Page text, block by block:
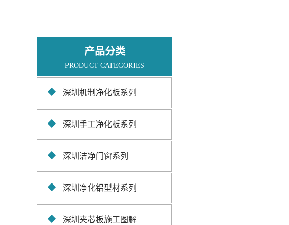
产品分类
PRODUCT CATEGORIES
深圳机制净化板系列
深圳手工净化板系列
深圳洁净门窗系列
深圳净化铝型材系列
深圳夹芯板施工图解